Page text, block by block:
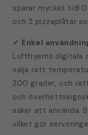
sparar mycket tid!
och 2 pizzaplåtar
✓ Enkel
Luftfryerns digitala
välja rätt
200 grader, och
och
säker att använda.
vilket gör